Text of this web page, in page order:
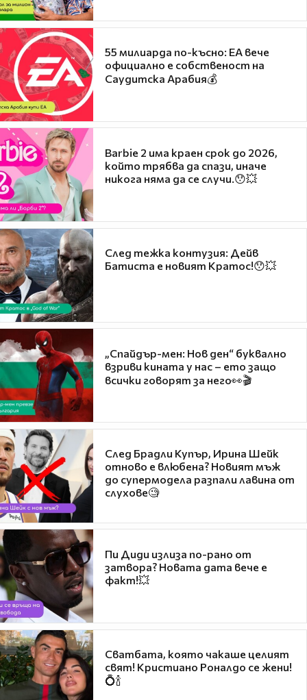
55 милиарда по-късно: EA вече
официално е собственост на
Саудитска Арабия💰
Barbie 2 има краен срок до 2026,
който трябва да спази, иначе
никога няма да се случи.😯💥
След тежка контузия: Дейв
Батиста е новият Кратос!😯💥
„Спайдър-мен: Нов ден“ буквално
взриви кината у нас – ето защо
всички говорят за него👀🎬
След Брадли Купър, Ирина Шейк
отново е влюбена? Новият мъж
до супермодела разпали лавина от
слухове🧐
Пи Диди излиза по-рано от
затвора? Новата дата вече е
факт!💥
Сватбата, която чакаше целият
свят! Кристиано Роналдо се жени!
💍🍾